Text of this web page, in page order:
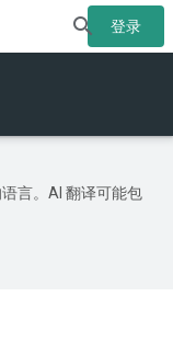
登录
言。AI 翻译可能包